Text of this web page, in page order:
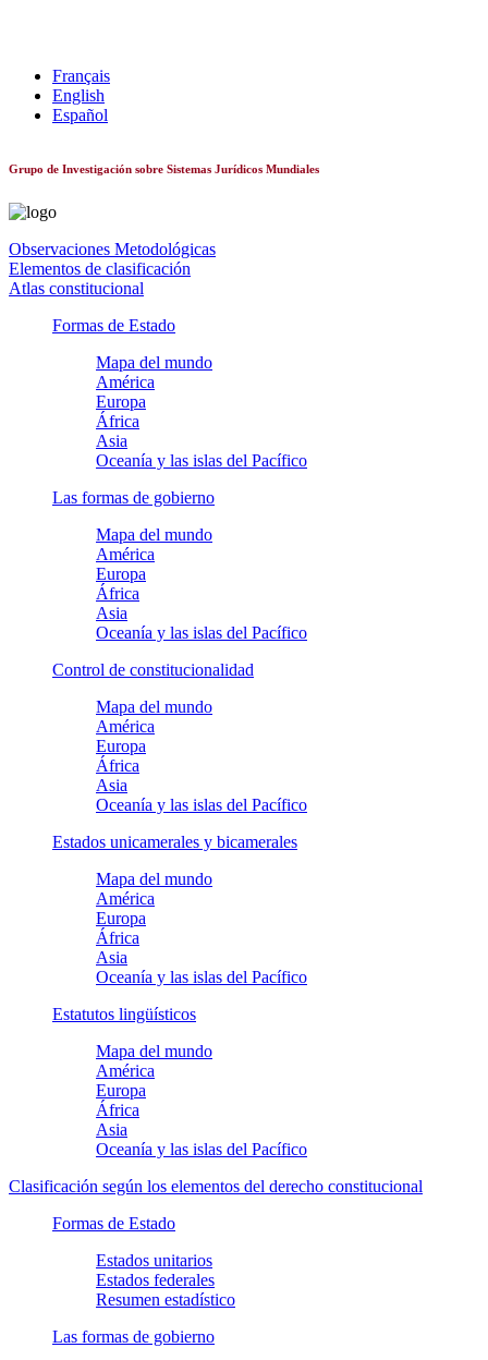
Français
English
Español
Grupo de Investigación sobre Sistemas Jurídicos Mundiales
Observaciones Metodológicas
Elementos de clasificación
Atlas constitucional
Formas de Estado
Mapa del mundo
América
Europa
África
Asia
Oceanía y las islas del Pacífico
Las formas de gobierno
Mapa del mundo
América
Europa
África
Asia
Oceanía y las islas del Pacífico
Control de constitucionalidad
Mapa del mundo
América
Europa
África
Asia
Oceanía y las islas del Pacífico
Estados unicamerales y bicamerales
Mapa del mundo
América
Europa
África
Asia
Oceanía y las islas del Pacífico
Estatutos lingüísticos
Mapa del mundo
América
Europa
África
Asia
Oceanía y las islas del Pacífico
Clasificación según los elementos del derecho constitucional
Formas de Estado
Estados unitarios
Estados federales
Resumen estadístico
Las formas de gobierno